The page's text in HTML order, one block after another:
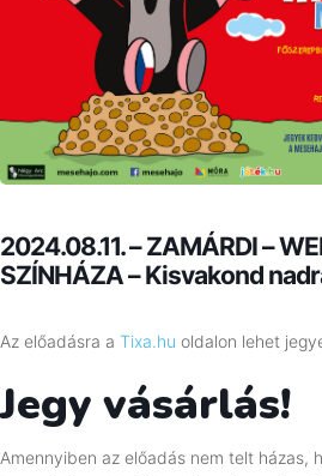
2024.08.11. – ZAMÁRDI –
SZÍNHÁZA – Kisvakond
Az előadásra a Tixa.hu oldalon lehet
Jegy vásárlás!
Amennyiben az előadás nem telt házas,